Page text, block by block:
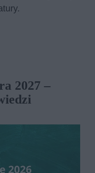
2027 –